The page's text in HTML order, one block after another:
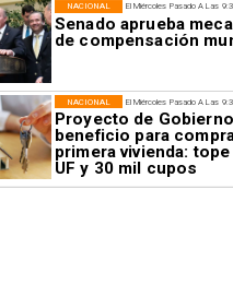
El Miércoles Pasado A Las
Senado aprueba
de compensación
NACIONAL
El Miércoles Pasado A Las
Proyecto de
beneficio para
primera vivienda:
UF y 30 mil cupos
NACIONAL